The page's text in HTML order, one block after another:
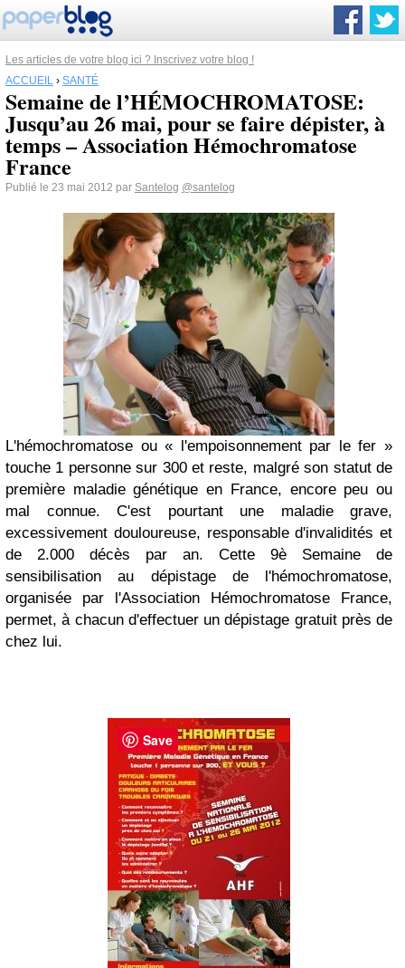
Les articles de votre blog ici ? Inscrivez votre blog !
ACCUEIL › SANTÉ
Semaine de l’HÉMOCHROMATOSE:
Jusqu’au 26 mai, pour se faire dépister, à
temps – Association Hémochromatose
France
Publié le 23 mai 2012 par Santelog @santelog
L'hémochromatose ou « l'empoisonnement par le fer »
touche 1 personne sur 300 et reste, malgré son statut de
première maladie génétique en France, encore peu ou
mal connue. C'est pourtant une maladie grave,
excessivement douloureuse, responsable d'invalidités et
de 2.000 décès par an. Cette 9è Semaine de
sensibilisation au dépistage de l'hémochromatose,
organisée par l'Association Hémochromatose France,
permet, à chacun d'effectuer un dépistage gratuit près de
chez lui.
Save